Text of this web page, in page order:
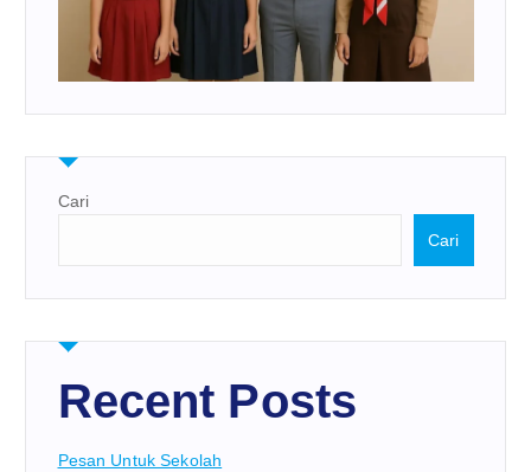
Cari
Cari
Recent Posts
Pesan Untuk Sekolah